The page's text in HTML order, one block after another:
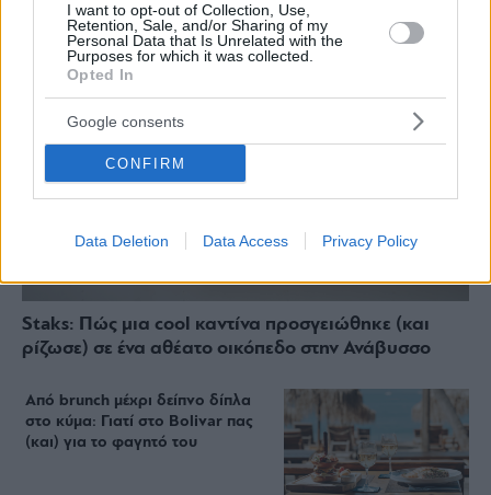
I want to opt-out of Collection, Use,
Retention, Sale, and/or Sharing of my
Personal Data that Is Unrelated with the
Purposes for which it was collected.
Opted In
Google consents
CONFIRM
Data Deletion Data Access Privacy Policy
Staks: Πώς μια cool καντίνα προσγειώθηκε (και
ρίζωσε) σε ένα αθέατο οικόπεδο στην Ανάβυσσο
Από brunch μέχρι δείπνο δίπλα
στο κύμα: Γιατί στο Bolivar πας
(και) για το φαγητό του